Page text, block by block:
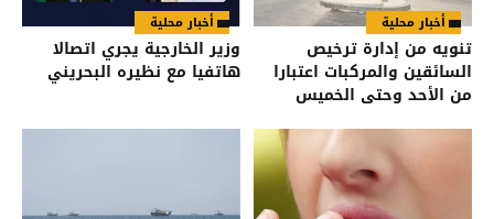
أخبار محلية
تنويه من إدارة ترخيص
السائقين والمركبات اعتبارا
من الأحد وحتى الخميس
أخبار محلية
وزير الخارجية يجري اتصالا
هاتفيا مع نظيره البحريني